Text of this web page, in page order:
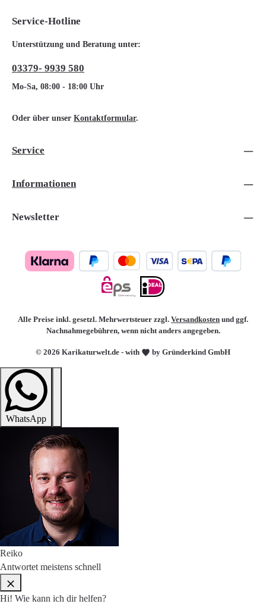
Service-Hotline
Unterstützung und Beratung unter:
03379- 9939 580
Mo-Sa, 08:00 - 18:00 Uhr
Oder über unser Kontaktformular.
Service
Informationen
Newsletter
© 2026 Karikaturwelt.de - with by Gründerkind GmbH
Alle Preise inkl. gesetzl. Mehrwertsteuer zzgl. Versandkosten und ggf.
Nachnahmegebühren, wenn nicht anders angegeben.
WhatsApp
Reiko
Antwortet meistens schnell
Hi! Wie kann ich dir helfen?